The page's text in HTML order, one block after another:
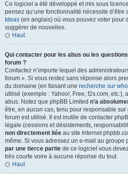
Ce logiciel a été développé et mis sous
pensez qu’une fonctionnalité nécessite d’être
Ideas (en anglais) où vous pouvez voter pour
suggérer de nouvelles.
Haut
Qui contacter pour les abus ou les
forum ?
Contactez n’importe lequel des
forum ». Si vous restez sans réponse alors
du domaine (en faisant une recherche sur
utilisé (exemple : Yahoo!, Free, f2s.com, etc.),
abus. Notez que phpBB Limited n’a
être, en aucun cas, tenu pour responsable sur
forum est utilisé. Il est inutile de contacter
légale (cessions et désistements,
non directement liée au site Internet
même. Si vous adressez un e-mail au groupe
par une tierce partie de ce logiciel vous
très courte voire à aucune réponse du tout.
Haut